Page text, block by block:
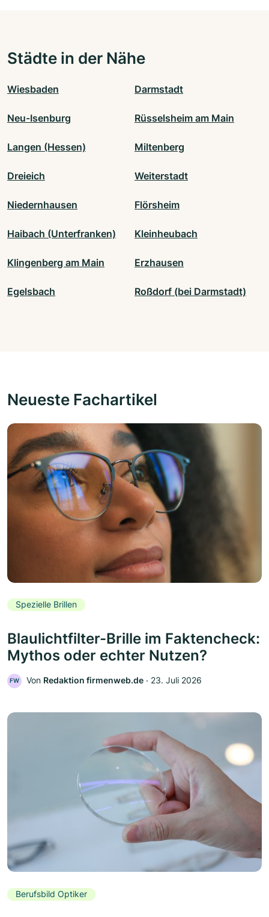
Städte in der Nähe
Wiesbaden Darmstadt
Neu-Isenburg Rüsselsheim am Main
Langen (Hessen) Miltenberg
Dreieich Weiterstadt
Niedernhausen Flörsheim
Haibach (Unterfranken) Kleinheubach
Klingenberg am Main Erzhausen
Egelsbach Roßdorf (bei Darmstadt)
Neueste Fachartikel
Spezielle Brillen
Blaulichtfilter-Brille im Faktencheck:
Mythos oder echter Nutzen?
FW Von Redaktion firmenweb.de ‧ 23. Juli 2026
Berufsbild Optiker